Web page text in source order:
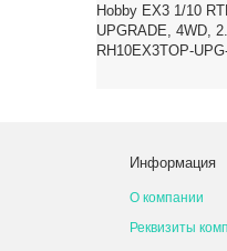
Hobby EX3 1/10
UPGRADE, 4WD,
RH10EX3TOP-
Информация
О компании
Реквизиты